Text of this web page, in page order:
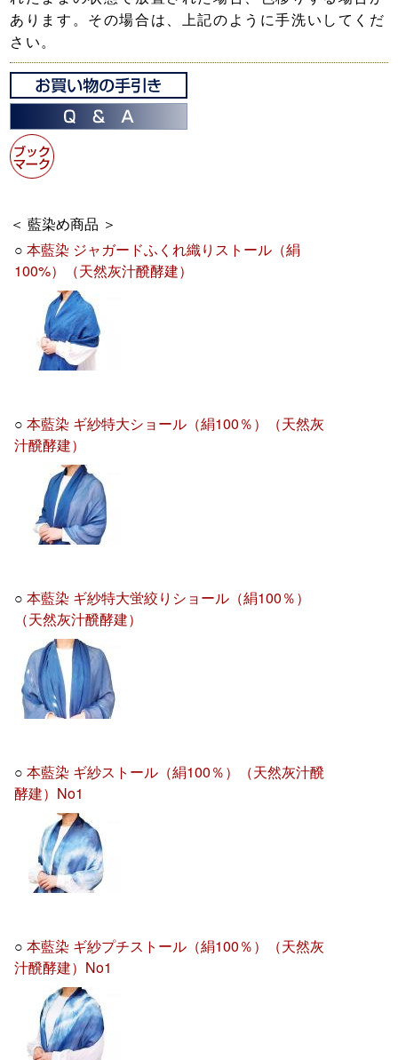
あります。その場合は、上記のように手洗いしてくだ
さい。
＜ 藍染め商品 ＞
○本藍染 ジャガードふくれ織りストール（絹
100%）（天然灰汁醗酵建）
○本藍染 ギ紗特大ショール（絹100％）（天然灰
汁醗酵建）
○本藍染 ギ紗特大蛍絞りショール（絹100％）
（天然灰汁醗酵建）
○本藍染 ギ紗ストール（絹100％）（天然灰汁醗
酵建）No1
○本藍染 ギ紗プチストール（絹100％）（天然灰
汁醗酵建）No1